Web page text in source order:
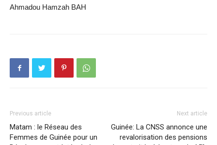
Ahmadou Hamzah BAH
Previous article
Matam : le Réseau des
Femmes de Guinée pour un
Next article
Guinée: La CNSS annonce une
revalorisation des pensions